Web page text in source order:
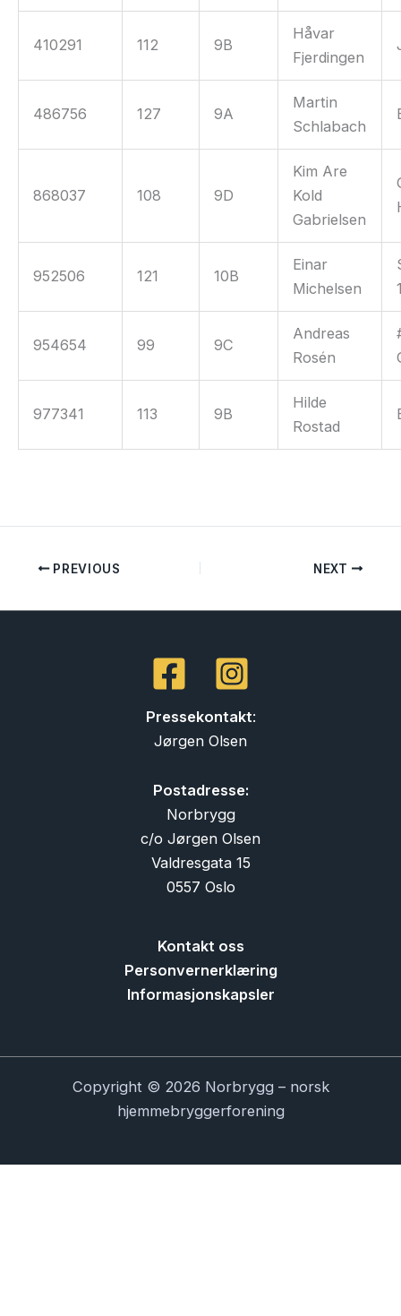
410291 112 9B
Håvar
Fjerdingen
486756 127 9A
Martin
Schlabach
868037 108 9D
Kim Are
Kold
Gabrielsen
952506 121 10B
Einar
Michelsen
954654 99 9C
Andreas
Rosén
977341 113 9B
Hilde
Rostad
PREVIOUS NEXT
Pressekontakt:
Jørgen Olsen
Postadresse:
Norbrygg
c/o Jørgen Olsen
Valdresgata 15
0557 Oslo
Kontakt oss
Personvernerklæring
Informasjonskapsler
Copyright © 2026 Norbrygg – norsk
hjemmebryggerforening